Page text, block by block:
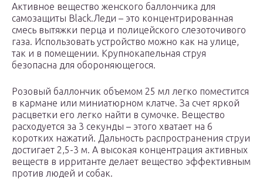
Активное вещество женского баллончика для
самозащиты Black.Леди – это концентрированная
смесь вытяжки перца и полицейского слезоточивого
газа. Использовать устройство можно как на улице,
так и в помещении. Крупнокапельная струя
безопасна для обороняющегося.
Розовый баллончик объемом 25 мл легко поместится
в кармане или миниатюрном клатче. За счет яркой
расцветки его легко найти в сумочке. Вещество
расходуется за 3 секунды – этого хватает на 6
коротких нажатий. Дальность распространения струи
достигает 2,5-3 м. А высокая концентрация активных
веществ в ирританте делает вещество эффективным
против людей и собак.